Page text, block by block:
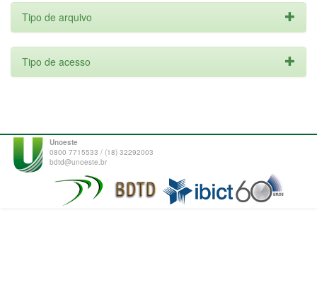
Tipo de arquivo
Tipo de acesso
Unoeste
0800 7715533 / (18) 32292003
bdtd@unoeste.br